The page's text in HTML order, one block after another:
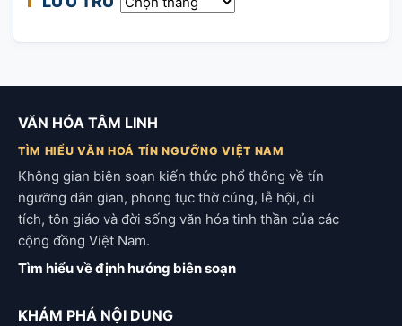
VĂN HÓA TÂM LINH
TÌM HIỂU VĂN HOÁ TÍN NGƯỠNG VIỆT NAM
Không gian biên soạn kiến thức phổ thông về tín
ngưỡng dân gian, phong tục thờ cúng, lễ hội, di
tích, tôn giáo và đời sống văn hóa tinh thần của các
cộng đồng Việt Nam.
Tìm hiểu về định hướng biên soạn
KHÁM PHÁ NỘI DUNG